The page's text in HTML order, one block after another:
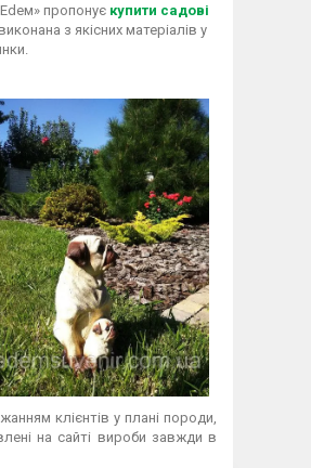
пропонує купити садові
з якісних матеріалів у
клієнтів у плані породи,
на сайті вироби завжди в